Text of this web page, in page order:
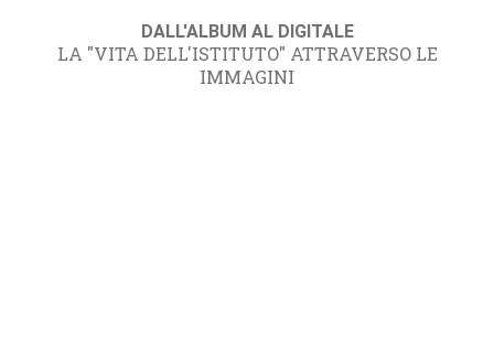
DALL'ALBUM AL DIGITALE
LA "VITA DELL'ISTITUTO" ATTRAVERSO LE
IMMAGINI